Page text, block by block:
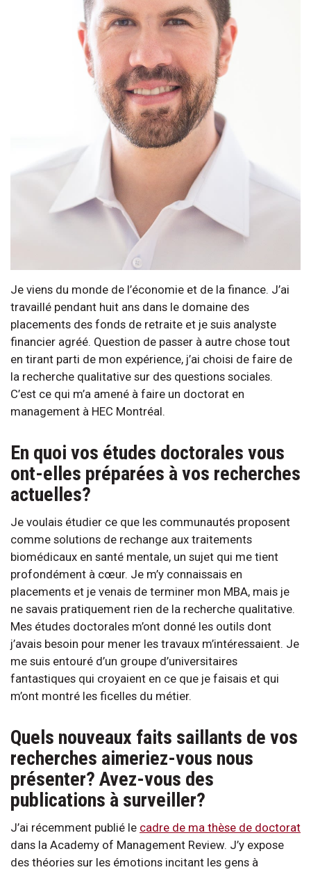
Je viens du monde de l’économie et de la finance. J’ai
travaillé pendant huit ans dans le domaine des
placements des fonds de retraite et je suis analyste
financier agréé. Question de passer à autre chose tout
en tirant parti de mon expérience, j’ai choisi de faire de
la recherche qualitative sur des questions sociales.
C’est ce qui m’a amené à faire un doctorat en
management à HEC Montréal.
En quoi vos études doctorales vous
ont-elles préparées à vos recherches
actuelles?
Je voulais étudier ce que les communautés proposent
comme solutions de rechange aux traitements
biomédicaux en santé mentale, un sujet qui me tient
profondément à cœur. Je m’y connaissais en
placements et je venais de terminer mon MBA, mais je
ne savais pratiquement rien de la recherche qualitative.
Mes études doctorales m’ont donné les outils dont
j’avais besoin pour mener les travaux m’intéressaient. Je
me suis entouré d’un groupe d’universitaires
fantastiques qui croyaient en ce que je faisais et qui
m’ont montré les ficelles du métier.
Quels nouveaux faits saillants de vos
recherches aimeriez-vous nous
présenter? Avez-vous des
publications à surveiller?
J’ai récemment publié le cadre de ma thèse de doctorat
dans la Academy of Management Review. J’y expose
des théories sur les émotions incitant les gens à